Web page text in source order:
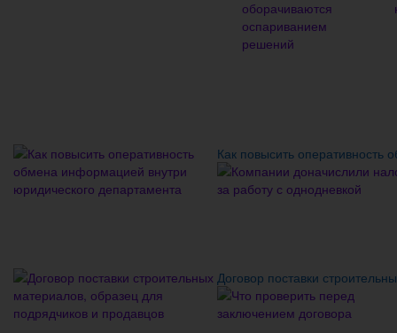
Как повысить
Договор поставки